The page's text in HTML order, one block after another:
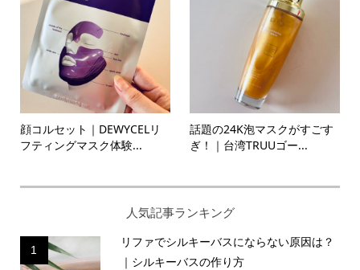
顔コルセット｜DEWYCELリ
フティングマスク体験...
話題の24K泡マスクがすごす
ぎ！｜台湾TRUUゴー...
人気記事ランキング
1
リファでシルキーバスにならない原因は？
｜シルキーバスの作り方